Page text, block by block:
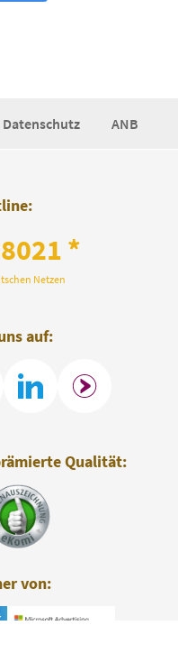
Datenschutz ANB
*
Netzen
auf:
Qualität:
von: